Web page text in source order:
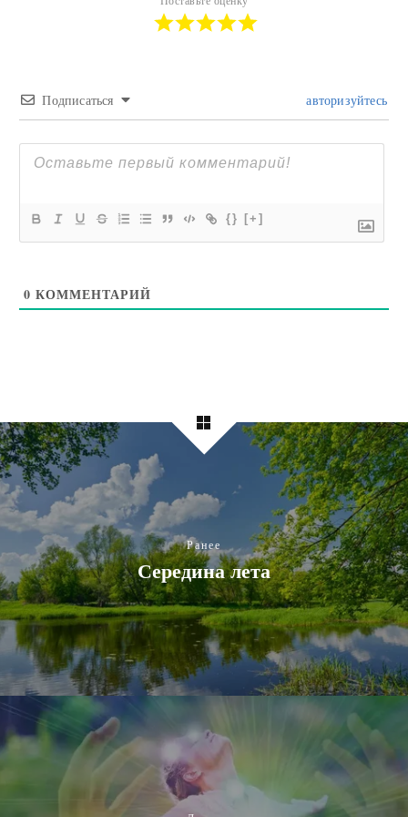
Подписаться авторизуйтесь
{} [+]
0 КОММЕНТАРИЙ
Ранее
Середина лета